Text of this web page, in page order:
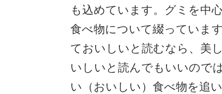
も込めています。グミを中
食べ物について綴っていま
ておいしいと読むなら、美
いしいと読んでもいいので
い（おいしい）食べ物を追